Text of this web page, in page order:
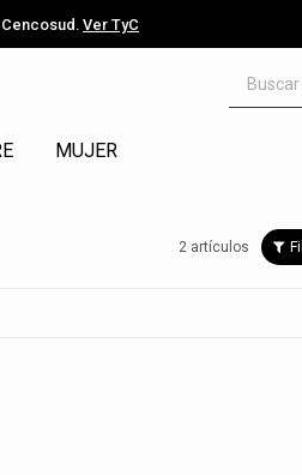
Ver TyC
MUJER
2 artículos